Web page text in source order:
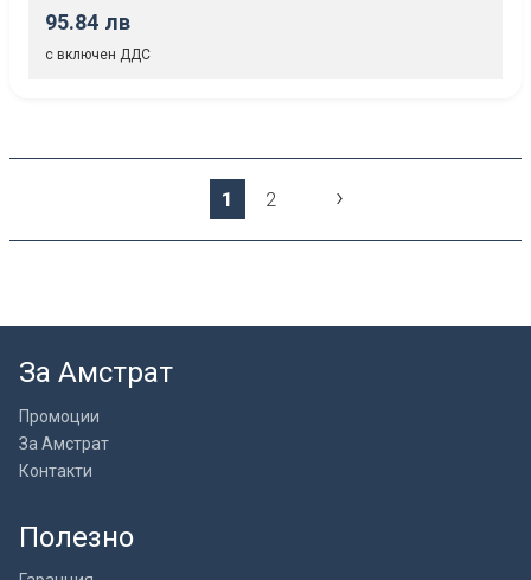
95.84 лв
с включен ДДС
1 2 ›
За Амстрат
Промоции
За Амстрат
Контакти
Полезно